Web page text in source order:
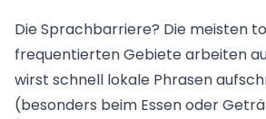
Die Sprachbarriere? Die meisten
frequentierten Gebiete arbeiten
wirst schnell lokale Phrasen
(besonders beim Essen oder